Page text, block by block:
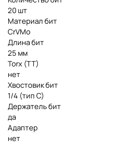
20 шт
Материал бит
CrVMo
Длина бит
25 мм
Torx (TT)
нет
Хвостовик бит
1/4 (тип С)
Держатель бит
да
Адаптер
нет